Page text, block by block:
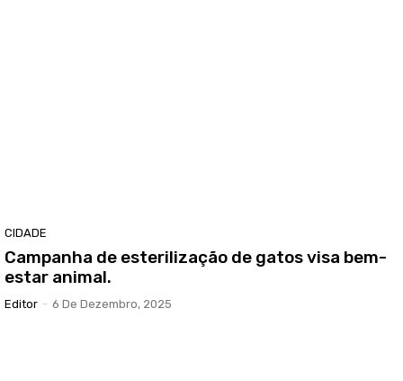
CIDADE
Campanha de esterilização de gatos visa bem-
estar animal.
Editor - 6 De Dezembro, 2025